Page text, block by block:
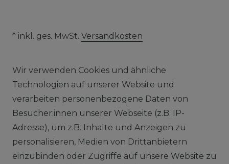
* inkl. ges. MwSt. Versandkosten
Vapor Handels GmbH
Im Hülsenfeld 9
40721 Hilden
Wir verwenden Cookies und ähnliche
Technologien auf unserer Website und
verarbeiten personenbezogene Daten von
Besucher:innen unserer Webseite (z.B. IP-
Adresse), um z.B. Inhalte und Anzeigen zu
personalisieren, Medien von Drittanbietern
einzubinden oder Zugriffe auf unsere Website zu